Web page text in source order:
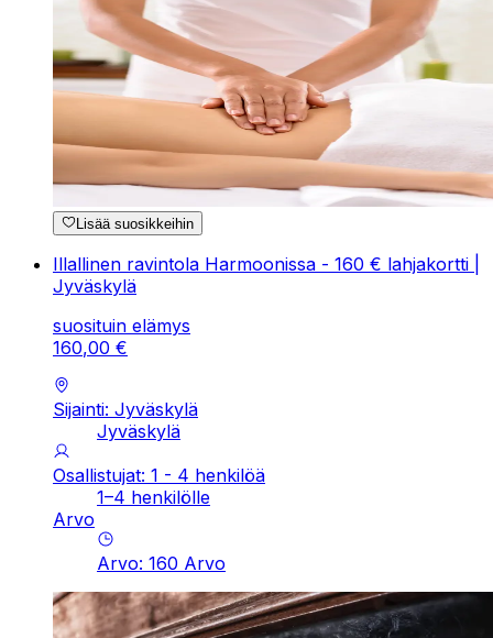
Lisää suosikkeihin
Illallinen ravintola Harmoonissa - 160 € lahjakortti |
Jyväskylä
suosituin elämys
160,00 €
Sijainti: Jyväskylä
Jyväskylä
Osallistujat: 1 - 4 henkilöä
1–4 henkilölle
Arvo
Arvo: 160 Arvo